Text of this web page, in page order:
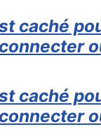
caché
caché